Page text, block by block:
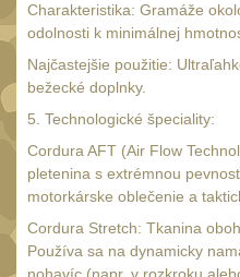
14500 / AA / AAA4
16340 a CR1231
príslušenstvo
Náhradné diely
Nosiče plátů a vesty
Charakteristika: Gramáže
odolnosti k minimálnej
Najčastejšie použitie:
bežecké doplnky.
5. Technologické špeciality:
Cordura AFT (Air Flow
pletenina s extrémnou
motorkárske oblečenie a
Cordura Stretch: Tkanina
Používa sa na dynamicky